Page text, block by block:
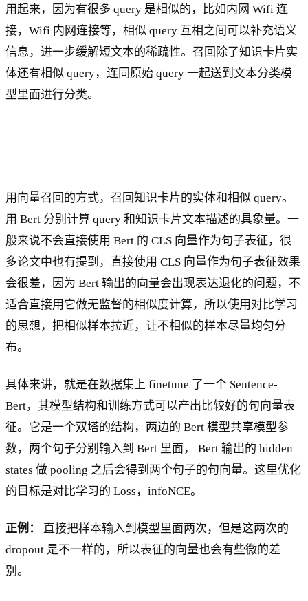
用起来，因为有很多 query 是相似的，比如内网 Wifi 连
接，Wifi 内网连接等，相似 query 互相之间可以补充语义
信息，进一步缓解短文本的稀疏性。召回除了知识卡片实
体还有相似 query，连同原始 query 一起送到文本分类模
型里面进行分类。
用向量召回的方式，召回知识卡片的实体和相似 query。
用 Bert 分别计算 query 和知识卡片文本描述的具象量。一
般来说不会直接使用 Bert 的 CLS 向量作为句子表征，很
多论文中也有提到，直接使用 CLS 向量作为句子表征效果
会很差，因为 Bert 输出的向量会出现表达退化的问题，不
适合直接用它做无监督的相似度计算，所以使用对比学习
的思想，把相似样本拉近，让不相似的样本尽量均匀分
布。
具体来讲，就是在数据集上 finetune 了一个 Sentence-
Bert，其模型结构和训练方式可以产出比较好的句向量表
征。它是一个双塔的结构，两边的 Bert 模型共享模型参
数，两个句子分别输入到 Bert 里面， Bert 输出的 hidden
states 做 pooling 之后会得到两个句子的句向量。这里优化
的目标是对比学习的 Loss，infoNCE。
正例：
直接把样本输入到模型里面两次，但是这两次的
dropout 是不一样的，所以表征的向量也会有些微的差
别。